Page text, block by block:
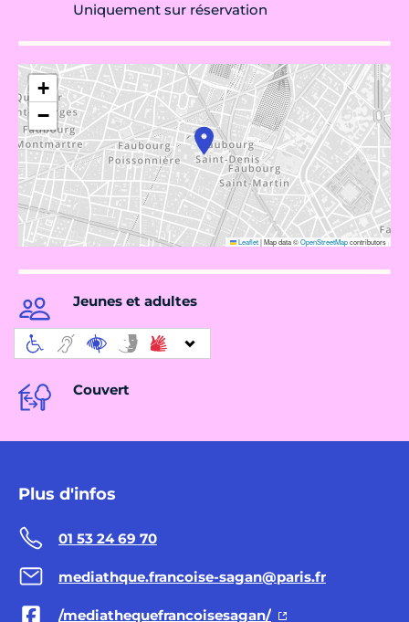
Uniquement sur réservation
+
−
Leaflet|Map data ©OpenStreetMapcontributors
Jeunes et adultes
Couvert
Plus d'infos
01 53 24 69 70
mediathque.francoise-sagan@paris.fr
/mediathequefrancoisesagan/